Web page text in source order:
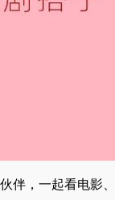
伴，一起看电影